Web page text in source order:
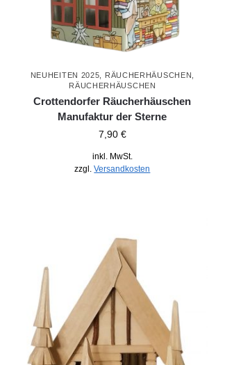
NEUHEITEN 2025 RÄUCHERHÄUSCHEN
RÄUCHERHÄUSCHEN
Crottendorfer Räucherhäuschen
Manufaktur der Sterne
7,90 €
inkl. MwSt.
zzgl.Versandkosten